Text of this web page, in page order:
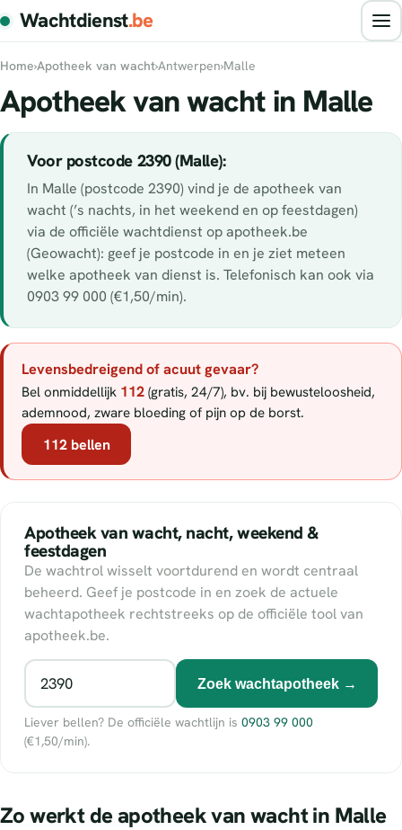
Wachtdienst.be
Home›Apotheek van wacht›Antwerpen›Malle
Apotheek van wacht in Malle
Voor postcode 2390 (Malle):
In Malle (postcode 2390) vind je de apotheek van
wacht (’s nachts, in het weekend en op feestdagen)
via de officiële wachtdienst op apotheek.be
(Geowacht): geef je postcode in en je ziet meteen
welke apotheek van dienst is. Telefonisch kan ook via
0903 99 000 (€1,50/min).
Levensbedreigend of acuut gevaar?
Bel onmiddellijk 112 (gratis, 24/7), bv. bij bewusteloosheid,
ademnood, zware bloeding of pijn op de borst.
112 bellen
Apotheek van wacht, nacht, weekend &
feestdagen
De wachtrol wisselt voortdurend en wordt centraal
beheerd. Geef je postcode in en zoek de actuele
wachtapotheek rechtstreeks op de officiële tool van
apotheek.be.
Zoek wachtapotheek →
Liever bellen? De officiële wachtlijn is 0903 99 000
(€1,50/min).
Zo werkt de apotheek van wacht in Malle